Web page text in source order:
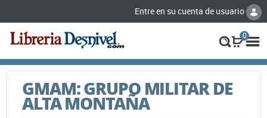
Entre en su cuenta de usuario
0
GMAM: GRUPO MILITAR DE
ALTA MONTAÑA